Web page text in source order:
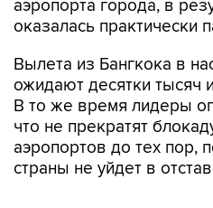
Вылета из Бангкока в
В то же время лидеры
что не прекратят
аэропортов до тех пор,
страны не уйдет в